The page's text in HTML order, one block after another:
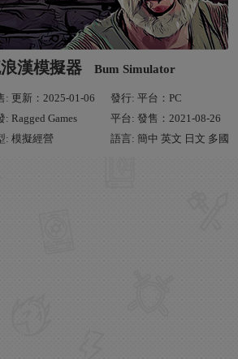
漢模擬器 Bum Simulator
: 更新：2025-01-06
發行: 平台：PC
: Ragged Games
平台: 發售：2021-08-26
: 模擬經營
語言: 簡中 英文 日文 多國